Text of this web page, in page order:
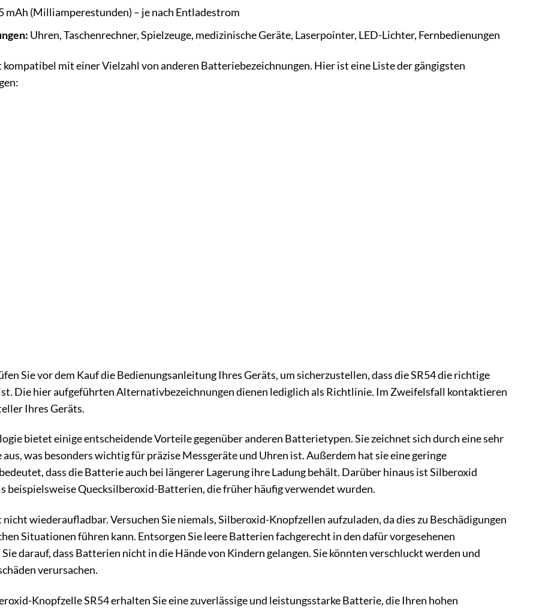
mAh (Milliamperestunden) – je nach Entladestrom
Uhren, Taschenrechner, Spielzeuge, medizinische Geräte, Laserpointer, LED-Lichter, Fernbedienungen
kompatibel mit einer Vielzahl von anderen Batteriebezeichnungen. Hier ist eine Liste der gängigsten
Sie vor dem Kauf die Bedienungsanleitung Ihres Geräts, um sicherzustellen, dass die SR54 die richtige
Die hier aufgeführten Alternativbezeichnungen dienen lediglich als Richtlinie. Im Zweifelsfall kontaktieren
Ihres Geräts.
bietet einige entscheidende Vorteile gegenüber anderen Batterietypen. Sie zeichnet sich durch eine sehr
was besonders wichtig für präzise Messgeräte und Uhren ist. Außerdem hat sie eine geringe
dass die Batterie auch bei längerer Lagerung ihre Ladung behält. Darüber hinaus ist Silberoxid
beispielsweise Quecksilberoxid-Batterien, die früher häufig verwendet wurden.
wiederaufladbar. Versuchen Sie niemals, Silberoxid-Knopfzellen aufzuladen, da dies zu Beschädigungen
Situationen führen kann. Entsorgen Sie leere Batterien fachgerecht in den dafür vorgesehenen
darauf, dass Batterien nicht in die Hände von Kindern gelangen. Sie könnten verschluckt werden und
verursachen.
Knopfzelle SR54 erhalten Sie eine zuverlässige und leistungsstarke Batterie, die Ihren hohen